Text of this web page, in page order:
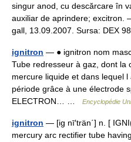
singur anod, cu descărcare în
auxiliar de aprindere; excitron.
gall, 13.09.2007. Sursa: DEX
ignitron — ● ignitron nom
Tube redresseur à gaz, dont la
mercure liquide et dans lequel
période grâce à une électrode
ELECTRON… …
Encyclopédie
ignitron — [ig nī′trän΄] n. [
mercury arc rectifier tube